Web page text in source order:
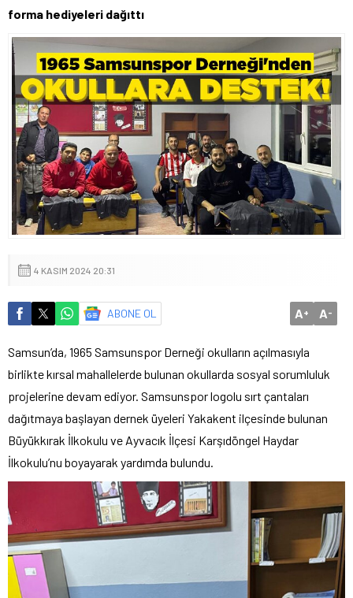
forma hediyeleri dağıttı
4 KASIM 2024 20:31
ABONE OL A+ A-
Samsun’da, 1965 Samsunspor Derneği okulların açılmasıyla
birlikte kırsal mahallelerde bulunan okullarda sosyal sorumluluk
projelerine devam ediyor. Samsunspor logolu sırt çantaları
dağıtmaya başlayan dernek üyeleri Yakakent ilçesinde bulunan
Büyükkırak İlkokulu ve Ayvacık İlçesi Karşıdöngel Haydar
İlkokulu’nu boyayarak yardımda bulundu.